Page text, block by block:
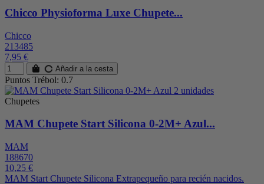
Chicco Physioforma Luxe Chupete...
Chicco
213485
7,95 €
Añadir a la cesta
Puntos Trébol: 0.7
Chupetes
MAM Chupete Start Silicona 0-2M+ Azul...
MAM
188670
10,25 €
MAM Start Chupete Silicona Extrapequeño para recién nacidos.